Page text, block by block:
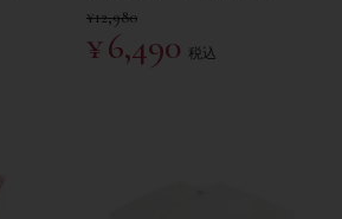
¥12,980
¥6,490 税込